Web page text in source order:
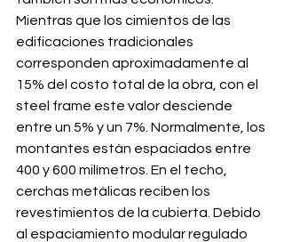
Mientras que los cimientos de las
edificaciones tradicionales
corresponden aproximadamente al
15% del costo total de la obra, con el
steel frame este valor desciende
entre un 5% y un 7%. Normalmente, los
montantes están espaciados entre
400 y 600 milímetros. En el techo,
cerchas metálicas reciben los
revestimientos de la cubierta. Debido
al espaciamiento modular regulado